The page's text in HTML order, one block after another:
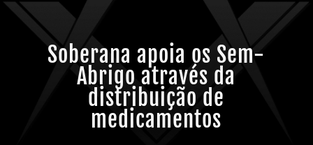
Soberana apoia os Sem-
Abrigo através da
distribuição de
medicamentos